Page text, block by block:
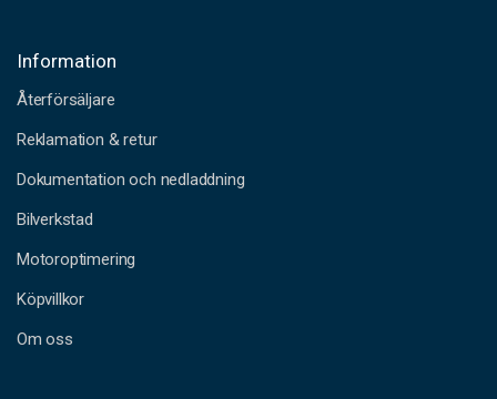
Information
Återförsäljare
Reklamation & retur
Dokumentation och nedladdning
Bilverkstad
Motoroptimering
Köpvillkor
Om oss